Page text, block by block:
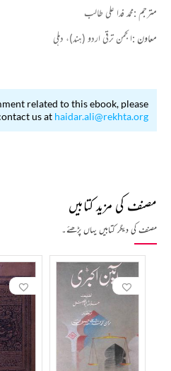
مترجم :محمد فدا علی طالب
معاون :انجمن ترقی اردو (ہند)، دہلی
related to this ebook, please
us at haidar.ali@rekhta.org
مصنف کی مزید کتابیں
مصنف کی دیگر کتابیں یہاں پڑھئے۔